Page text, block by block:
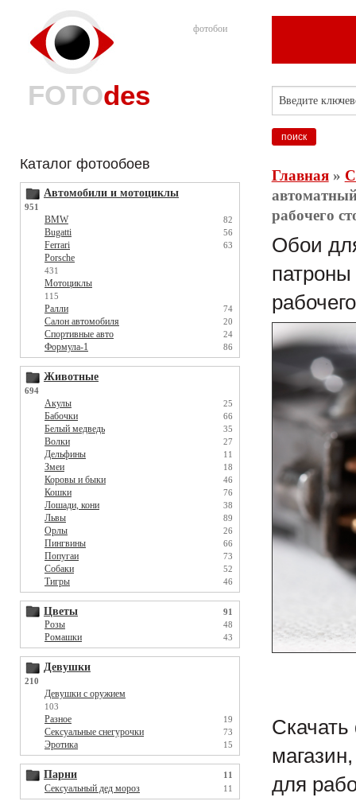
фотобои
FOTOdes
Каталог фотообоев
Автомобили и мотоциклы
951
BMW 82
Bugatti 56
Ferrari 63
Porsche
431
Мотоциклы
115
Ралли 74
Салон автомобиля 20
Спортивные авто 24
Формула-1 86
Животные
694
Акулы 25
Бабочки 66
Белый медведь 35
Волки 27
Дельфины 11
Змеи 18
Коровы и быки 46
Кошки 76
Лошади, кони 38
Львы 89
Орлы 26
Пингвины 66
Попугаи 73
Собаки 52
Тигры 46
Цветы 91
Розы 48
Ромашки 43
Девушки
210
Девушки с оружием
103
Разное 19
Сексуальные снегурочки 73
Эротика 15
Парни 11
Сексуальный дед мороз 11
Главная»
рабочего
Обои
патроны
для